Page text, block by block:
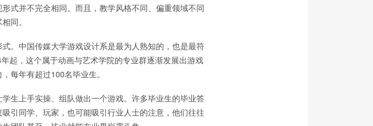
式并不完全相同。而且，教学风格不同、偏重领域不同
同。
。中国传媒大学游戏设计系是最为人熟知的，也是最符
起，这个属于动画与艺术学院的专业群逐渐发展出游戏
每年有超过100名毕业生。
生上手实操、组队做出一个游戏。许多毕业生的毕业答
引同学、玩家，也可能吸引行业人士的注意，他们往往